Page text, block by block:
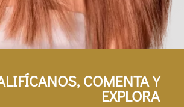
COMENTA Y
EXPLORA